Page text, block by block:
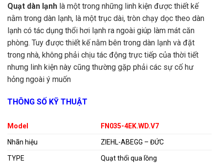
Quạt dàn lạnh là một trong những linh kiện được thiết kế
nằm trong dàn lạnh, là một trục dài, tròn chạy dọc theo dàn
lạnh có tác dụng thổi hơi lạnh ra ngoài giúp làm mát căn
phòng. Tuy được thiết kế nằm bên trong dàn lạnh và đặt
trong nhà, không phải chịu tác động trực tiếp của thời tiết
nhưng linh kiện này cũng thường gặp phải các sự cố hư
hỏng ngoài ý muốn
THÔNG SỐ KỸ THUẬT
Model FN035-4EK.WD.V7
Nhãn hiệu ZIEHL-ABEGG – ĐỨC
TYPE Quạt thổi qua lồng